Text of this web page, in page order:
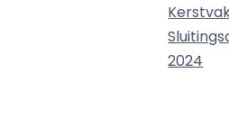
2024